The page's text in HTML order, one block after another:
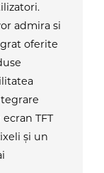
admira si
oferite
TFT
și un